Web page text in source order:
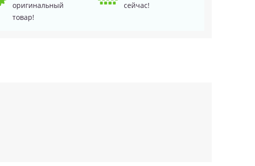
оригинальный
товар!
сейчас!